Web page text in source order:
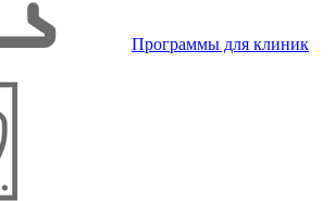
Программы для клиник